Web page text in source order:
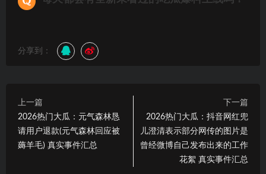
分享到：
上一篇
2026热门大瓜：元气森林恳
请用户退款(元气森林回应被
薅羊毛) 真实事件汇总
下一篇
2026热门大瓜：抖音网红兜
儿澄清表示部分网传的图片是
曾经微博自己发布出来的工作
花絮 真实事件汇总